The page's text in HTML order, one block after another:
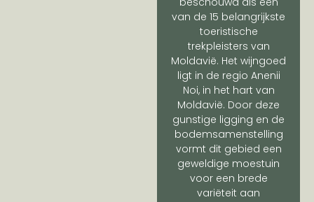
van de 15 belangrijkste
toeristische
trekpleisters van
Moldavië. Het wijngoed
ligt in de regio Anenii
Noi, in het hart van
Moldavië. Door deze
gunstige ligging en de
bodemsamenstelling
vormt dit gebied een
geweldige moestuin
voor een brede
variëteit aan